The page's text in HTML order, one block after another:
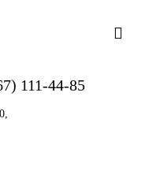
111-44-85